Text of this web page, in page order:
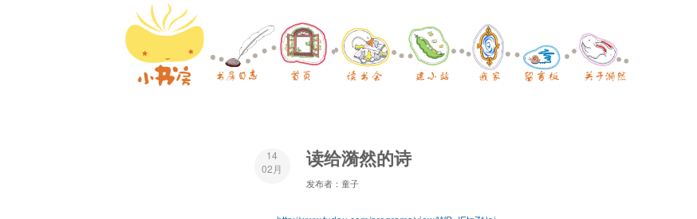
14
02月
读给漪然的诗
发布者：童子